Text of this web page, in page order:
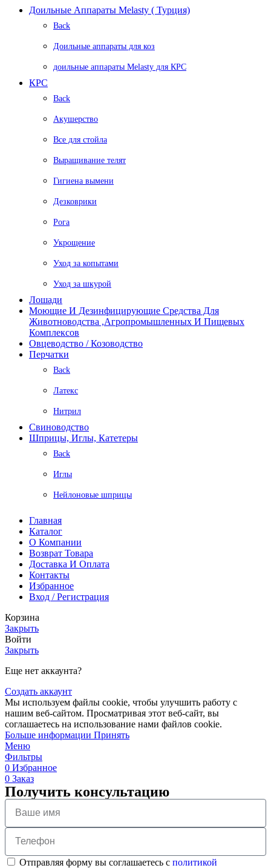
Доильные Аппараты Melasty ( Турция)
Back
Доильные аппараты для коз
доильные аппараты Melasty для КРС
КРС
Back
Акушерство
Все для стойла
Выращивание телят
Гигиена вымени
Дезковрики
Рога
Укрощение
Уход за копытами
Уход за шкурой
Лошади
Моющие И Дезинфицирующие Средства Для
Животноводства ,агропромышленных И Пищевых
Комплексов
Овцеводство / Козоводство
Перчатки
Back
Латекс
Нитрил
Свиноводство
Шприцы, Иглы, Катетеры
Back
Иглы
Нейлоновые шприцы
Главная
Каталог
О Компании
Возврат Товара
Доставка И Оплата
Контакты
Избранное
Вход / Регистрация
Корзина
Закрыть
Войти
Закрыть
Еще нет аккаунта?
Создать аккаунт
Мы используем файлы cookie, чтобы улучшить работу с
нашим веб-сайтом. Просматривая этот веб-сайт, вы
соглашаетесь на использование нами файлов cookie.
Больше информации Принять
Меню
Фильтры
0 Избранное
0 Заказ
Получить консультацию
Отправляя форму вы соглашаетесь с политикой